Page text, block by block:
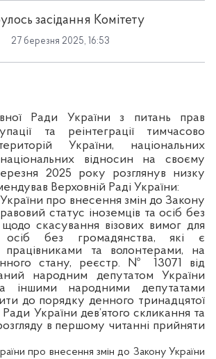
засідання Комітету
27 березня 2025, 16:53
Ради України з питань прав
та реінтеграції тимчасово
України, національних
відносин на своєму
2025 року розглянув низку
Верховній Раді України:
про внесення змін до Закону
статус іноземців та осіб без
скасування візових вимог для
осіб без громадянства, які є
працівниками та волонтерами, на
стану, реєстр. № 13071 від
народним депутатом України
іншими народними депутатами
до порядку денного тринадцятої
Ради України дев’ятого скликання та
в першому читанні прийняти
про внесення змін до Закону України